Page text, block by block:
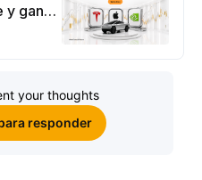
y gana
your thoughts
responder